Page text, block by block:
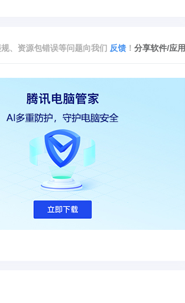
分享软件/应用
、资源包错误等问题向我们 反馈 ！